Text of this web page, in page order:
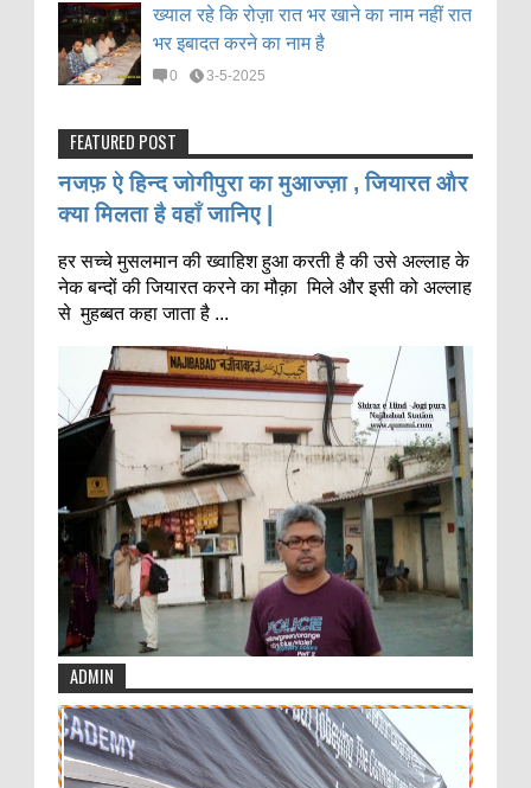
ख्याल रहे कि रोज़ा रात भर खाने का नाम नहीं रात
भर इबादत करने का नाम है
0 3-5-2025
FEATURED POST
नजफ़ ऐ हिन्द जोगीपुरा का मुआज्ज़ा , जियारत और
क्या मिलता है वहाँ जानिए |
हर सच्चे मुसलमान की ख्वाहिश हुआ करती है की उसे अल्लाह के
नेक बन्दों की जियारत करने का मौक़ा मिले और इसी को अल्लाह
से मुहब्बत कहा जाता है ...
ADMIN